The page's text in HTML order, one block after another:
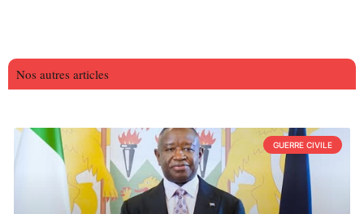
Nos autres articles
GUERRE CIVILE